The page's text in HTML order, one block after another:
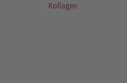
Kollagen